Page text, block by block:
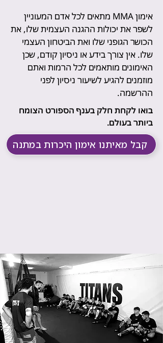
אימון MMA מתאים לכל אדם המעוניין
לשפר את יכולות ההגנה העצמית שלו, את
הכושר הגופני שלו ואת הביטחון העצמי
שלו. אין צורך בידע או ניסיון קודם, שכן
האימונים מותאמים לכל הרמות ואתם
מוזמנים להגיע לשיעור ניסיון לפני
ההרשמה.
בואו לקחת חלק בענף הספורט הצומח
ביותר בעולם.
קבל מאיתנו אימון היכרות במתנה